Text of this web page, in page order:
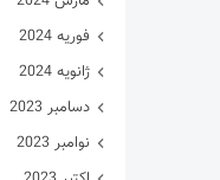
فوریه 2024
ژانویه 2024
دسامبر 2023
نوامبر 2023